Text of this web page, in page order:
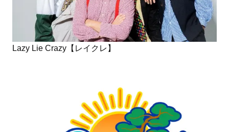
Lazy Lie Crazy【レイクレ】